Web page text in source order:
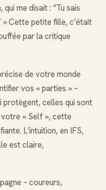
me disait : “Tu sais
» Cette petite fille, c’était
par la critique
de votre monde
vos « parties » –
protègent, celles qui sont
« Self », cette
L’intuition, en IFS,
est claire,
– coureurs,